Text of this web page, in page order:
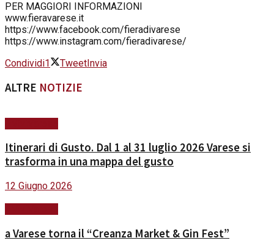
PER MAGGIORI INFORMAZIONI
www.fieravarese.it
https://www.facebook.com/fieradivarese
https://www.instagram.com/fieradivarese/
Condividi1 TweetInvia
ALTRE NOTIZIE
Itinerari di Gusto. Dal 1 al 31 luglio 2026 Varese si
trasforma in una mappa del gusto
12 Giugno 2026
a Varese torna il “Creanza Market & Gin Fest”